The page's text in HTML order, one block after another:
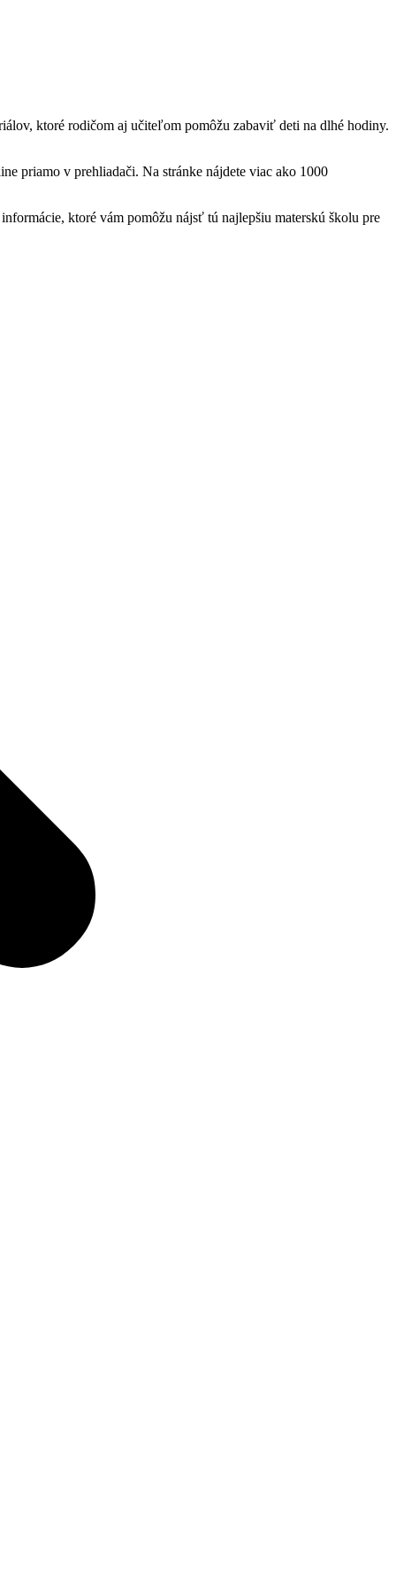
ktoré rodičom aj učiteľom pomôžu zabaviť deti na dlhé hodiny.
priamo v prehliadači. Na stránke nájdete viac ako 1000
ktoré vám pomôžu nájsť tú najlepšiu materskú školu pre